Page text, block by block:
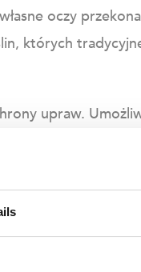
oczy
których
upraw.
się
jego
monitorowania
i